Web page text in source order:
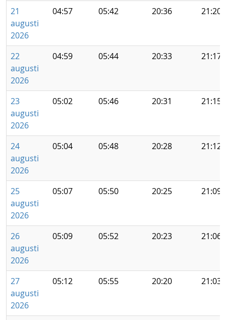
21
augusti
2026
04:57 05:42 20:36 21:20
22
augusti
2026
04:59 05:44 20:33 21:17
23
augusti
2026
05:02 05:46 20:31 21:15
24
augusti
2026
05:04 05:48 20:28 21:12
25
augusti
2026
05:07 05:50 20:25 21:09
26
augusti
2026
05:09 05:52 20:23 21:06
27
augusti
2026
05:12 05:55 20:20 21:03